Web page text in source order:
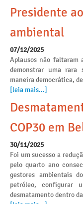
Presidente
ambiental
07/12/2025
Aplausos não faltaram
demonstrar uma rara
maneira democrática,
[leia mais...]
COP30 em
30/11/2025
Foi um sucesso a
pelo quarto ano
gestores ambientais
petróleo, configurar
desmatamento dentro